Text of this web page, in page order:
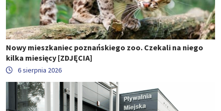
Nowy mieszkaniec poznańskiego zoo. Czekali na niego
kilka miesięcy [ZDJĘCIA]
6 sierpnia 2026